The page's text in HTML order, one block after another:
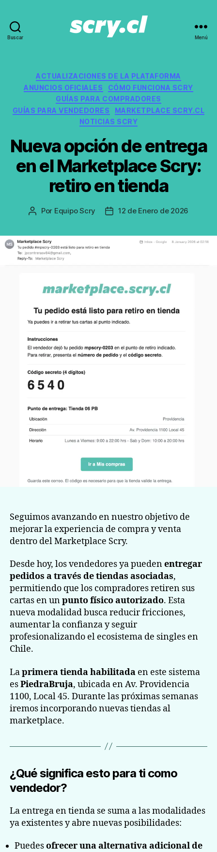
Buscar
recomendaciones
de
Scry.cl
Menú
Categorías
ACTUALIZACIONES DE LA PLATAFORMA
ANUNCIOS OFICIALES
CÓMO FUNCIONA SCRY
GUÍAS PARA COMPRADORES
GUÍAS PARA VENDEDORES
MARKETPLACE SCRY.CL
NOTICIAS SCRY
Nueva opción de entrega
en el Marketplace Scry:
retiro en tienda
Autor
Entrada
Por Equipo Scry
Fecha12 de Enero de 2026
Seguimos avanzando en nuestro objetivo de
mejorar la experiencia de compra y venta
dentro del Marketplace Scry.
Desde hoy, los vendedores ya puedenentregar
pedidos a través de tiendas asociadas,
permitiendo que los compradores retiren sus
cartas en unpunto físico autorizado. Esta
nueva modalidad busca reducir fricciones,
aumentar la confianza y seguir
profesionalizando el ecosistema de singles en
Chile.
Laprimera tienda habilitada en este sistema
esPiedraBruja, ubicada en Av. Providencia
1100, Local 45. Durante las próximas semanas
iremos incorporando nuevas tiendas al
marketplace.
¿Qué significa esto para ti como
vendedor?
La entrega en tienda se suma a las modalidades
ya existentes y abre nuevas posibilidades:
Puedesofrecer una alternativa adicional de